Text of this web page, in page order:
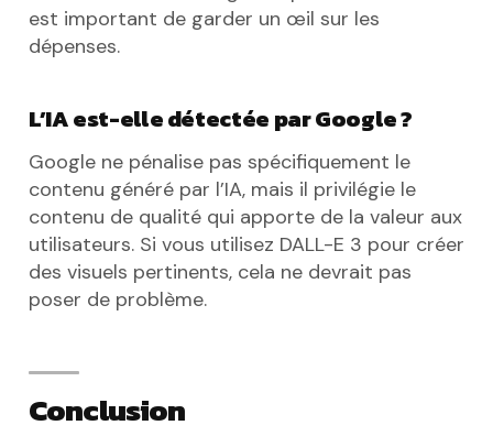
est important de garder un œil sur les
dépenses.
L’IA est-elle détectée par Google ?
Google ne pénalise pas spécifiquement le
contenu généré par l’IA, mais il privilégie le
contenu de qualité qui apporte de la valeur aux
utilisateurs. Si vous utilisez DALL-E 3 pour créer
des visuels pertinents, cela ne devrait pas
poser de problème.
Conclusion